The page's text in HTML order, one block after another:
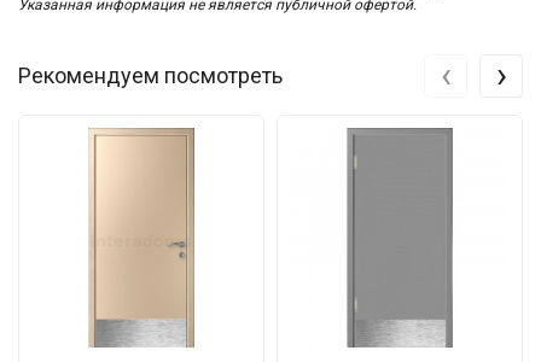
Указанная информация не является публичной офертой.
Рекомендуем посмотреть ‹ ›